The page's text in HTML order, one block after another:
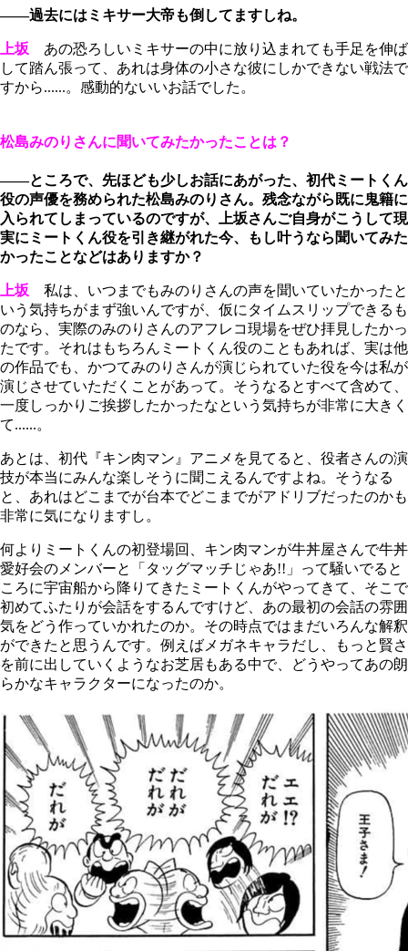
――過去にはミキサー大帝も倒してますしね。
上坂 あの恐ろしいミキサーの中に放り込まれても手足を伸ば
して踏ん張って、あれは身体の小さな彼にしかできない戦法で
すから......。感動的ないいお話でした。
松島みのりさんに聞いてみたかったことは？
――ところで、先ほども少しお話にあがった、初代ミートくん
役の声優を務められた松島みのりさん。残念ながら既に鬼籍に
入られてしまっているのですが、上坂さんご自身がこうして現
実にミートくん役を引き継がれた今、もし叶うなら聞いてみた
かったことなどはありますか？
上坂 私は、いつまでもみのりさんの声を聞いていたかったと
いう気持ちがまず強いんですが、仮にタイムスリップできるも
のなら、実際のみのりさんのアフレコ現場をぜひ拝見したかっ
たです。それはもちろんミートくん役のこともあれば、実は他
の作品でも、かつてみのりさんが演じられていた役を今は私が
演じさせていただくことがあって。そうなるとすべて含めて、
一度しっかりご挨拶したかったなという気持ちが非常に大きく
て......。
あとは、初代『キン肉マン』アニメを見てると、役者さんの演
技が本当にみんな楽しそうに聞こえるんですよね。そうなる
と、あれはどこまでが台本でどこまでがアドリブだったのかも
非常に気になりますし。
何よりミートくんの初登場回、キン肉マンが牛丼屋さんで牛丼
愛好会のメンバーと「タッグマッチじゃあ!!」って騒いでると
ころに宇宙船から降りてきたミートくんがやってきて、そこで
初めてふたりが会話をするんですけど、あの最初の会話の雰囲
気をどう作っていかれたのか。その時点ではまだいろんな解釈
ができたと思うんです。例えばメガネキャラだし、もっと賢さ
を前に出していくようなお芝居もある中で、どうやってあの朗
らかなキャラクターになったのか。